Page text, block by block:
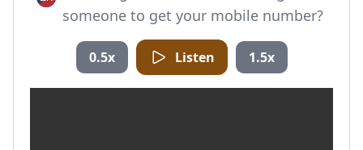
someone to get your mobile number?
0.5x Listen 1.5x